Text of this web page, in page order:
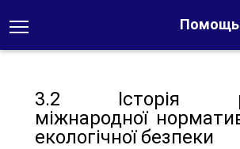
Помощь
3.2 Історія
міжнародної
екологічної безпеки